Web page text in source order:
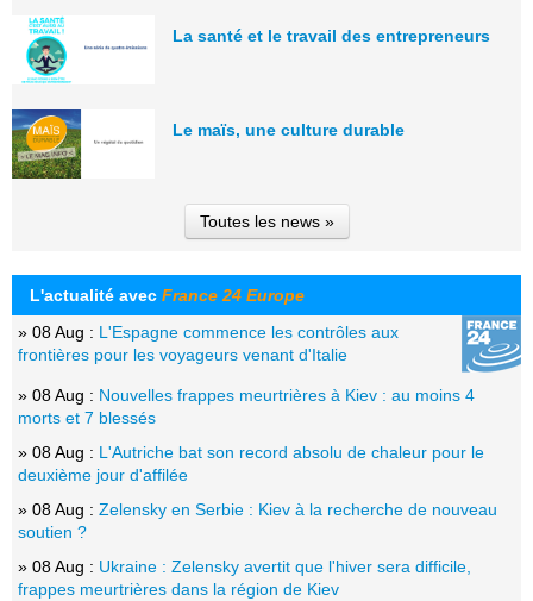
La santé et le travail des entrepreneurs
Le maïs, une culture durable
Toutes les news »
L'actualité avec France 24 Europe
» 08 Aug : L'Espagne commence les contrôles aux
frontières pour les voyageurs venant d'Italie
» 08 Aug : Nouvelles frappes meurtrières à Kiev : au moins 4
morts et 7 blessés
» 08 Aug : L'Autriche bat son record absolu de chaleur pour le
deuxième jour d'affilée
» 08 Aug : Zelensky en Serbie : Kiev à la recherche de nouveau
soutien ?
» 08 Aug : Ukraine : Zelensky avertit que l'hiver sera difficile,
frappes meurtrières dans la région de Kiev